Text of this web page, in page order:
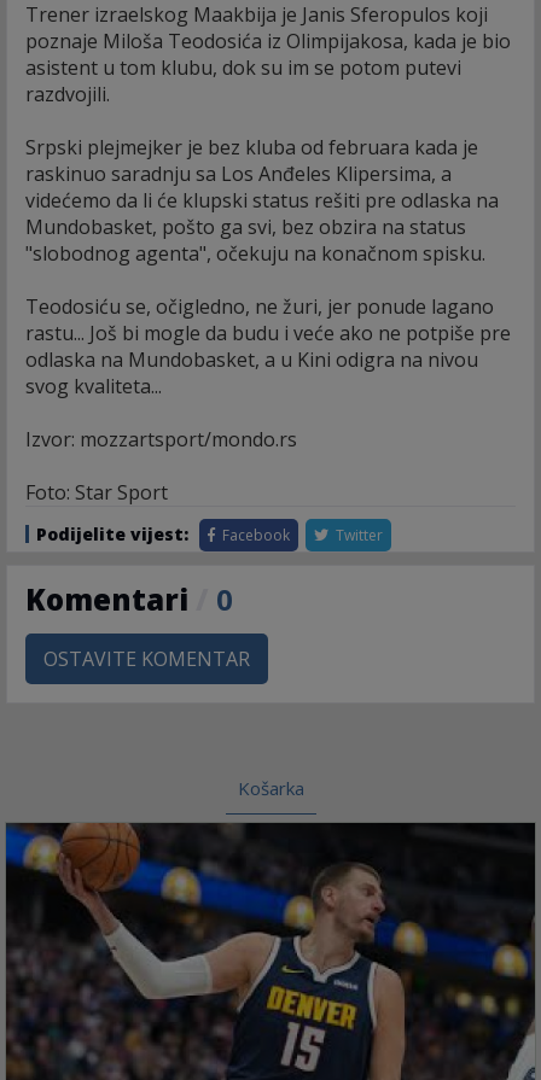
Trener izraelskog Maakbija je Janis Sferopulos koji
poznaje Miloša Teodosića iz Olimpijakosa, kada je bio
asistent u tom klubu, dok su im se potom putevi
razdvojili.
Srpski plejmejker je bez kluba od februara kada je
raskinuo saradnju sa Los Anđeles Klipersima, a
videćemo da li će klupski status rešiti pre odlaska na
Mundobasket, pošto ga svi, bez obzira na status
"slobodnog agenta", očekuju na konačnom spisku.
Teodosiću se, očigledno, ne žuri, jer ponude lagano
rastu... Još bi mogle da budu i veće ako ne potpiše pre
odlaska na Mundobasket, a u Kini odigra na nivou
svog kvaliteta...
Izvor: mozzartsport/mondo.rs
Foto: Star Sport
Podijelite vijest: Facebook Twitter
Komentari 0
OSTAVITE KOMENTAR
Košarka